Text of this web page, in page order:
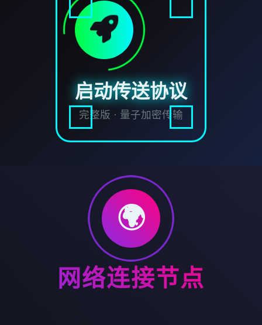
启动传送协议
完整版 · 量子加密传输
🌍
网络连接节点